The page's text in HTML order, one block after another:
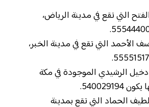
التي تقع في مدينة الرياض،
الأحمد التي تقع في مدينة الخبر،
الرشيدي الموجودة في مكة
الحماد التي تقع بمدينة